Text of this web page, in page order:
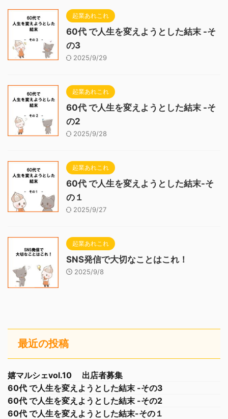
起業あれこれ
60代 で人生を変えようとした結末 -そ
の3
2025/9/29
起業あれこれ
60代 で人生を変えようとした結末 -そ
の2
2025/9/28
起業あれこれ
60代 で人生を変えようとした結末-そ
の１
2025/9/27
起業あれこれ
SNS発信で大切なことはこれ！
2025/9/8
最近の投稿
嬉マルシェvol.10 出店者募集
60代 で人生を変えようとした結末 -その3
60代 で人生を変えようとした結末 -その2
60代 で人生を変えようとした結末-その１